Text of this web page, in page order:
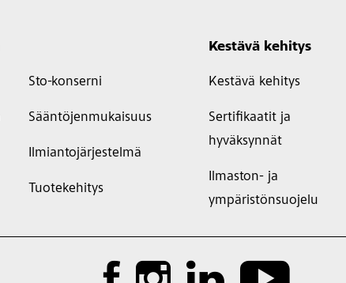
Sto-konserni
Sääntöjenmukaisuus
Ilmiantojärjestelmä
Tuotekehitys
Kestävä kehitys
Kestävä kehitys
Sertifikaatit ja
hyväksynnät
Ilmaston- ja
ympäristönsuojelu